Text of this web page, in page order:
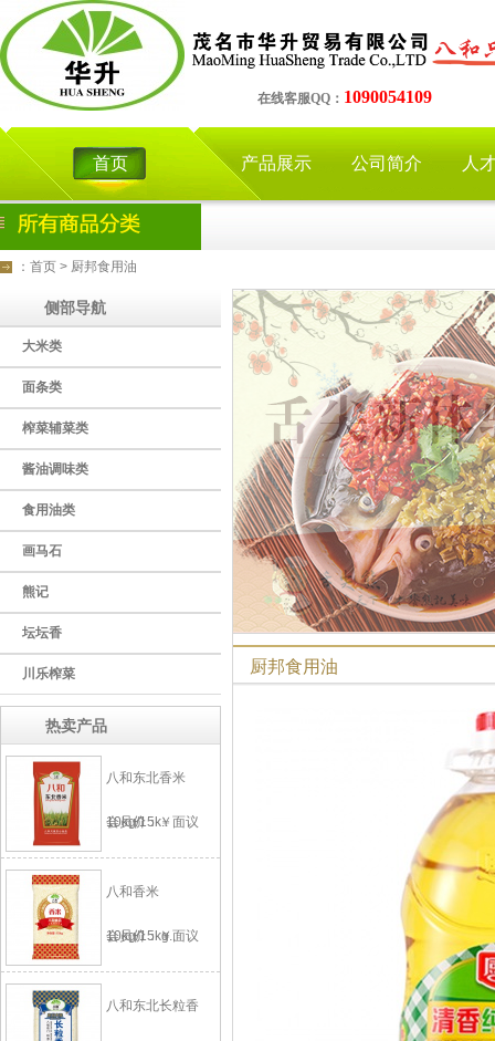
在线客服QQ： 1090054109
首页 产品展示 公司简介 人
： 首页 > 厨邦食用油
厨邦食用油
侧部导航
大米类
面条类
榨菜辅菜类
酱油调味类
食用油类
画马石
熊记
坛坛香
川乐榨菜
热卖产品
八和东北香米
10kg/15k..
会员价：￥面议
八和香米
10kg/15kg..
会员价：￥面议
八和东北长粒香